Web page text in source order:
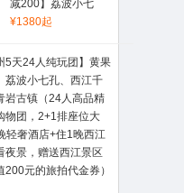
贵州的人文、从
州的小吃，
减200】荔波小七
孔、黄果树大瀑布、
古镇（不进购物店，
真正的纯玩，住1晚
西江苗寨景区看夜
景，赠送苗服换装价
值200元的旅拍代金
券）
¥1380起
5天24人纯玩团】黄果
荔波小七孔、西江千
岩古镇（24人高品精
物团，2+1排座位大
轻奢酒店+住1晚西江
夜景，赠送西江景区
200元的旅拍代金券）